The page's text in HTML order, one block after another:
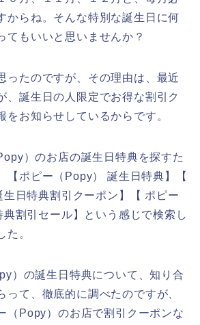
からね。そんな特別な誕生日に何
てもいいと思いませんか？
ったのですが、その理由は、最近
、誕生日の人限定でお得な割引ク
をお知らせしているからです。
）のお店の誕生日特典を探すた
【ポピー（Popy） 誕生日特典】【
日特典割引クーポン】【 ポピー
典割引セール】という感じで検索し
た。
）の誕生日特典について、知り合
って、徹底的に調べたのですが、
（Popy）のお店で割引クーポンな